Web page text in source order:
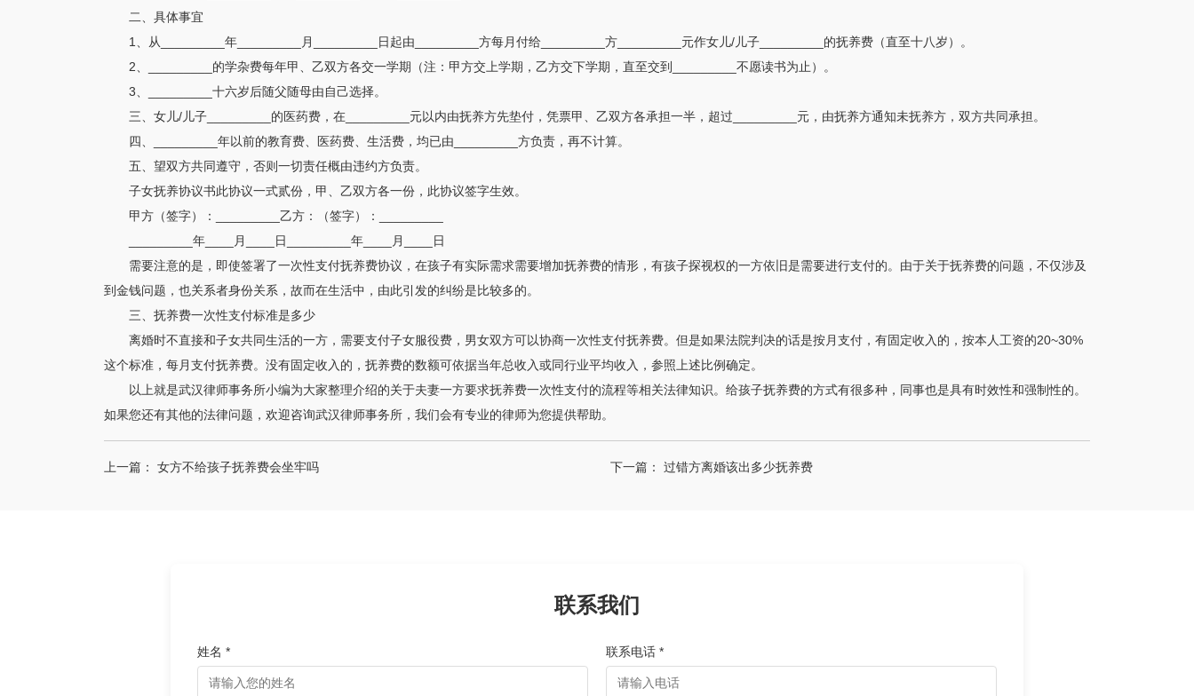
二、具体事宜
1、从_________年_________月_________日起由_________方每月付给_________方_________元作女儿/儿子_________的抚养费（直至十八岁）。
2、_________的学杂费每年甲、乙双方各交一学期（注：甲方交上学期，乙方交下学期，直至交到_________不愿读书为止）。
3、_________十六岁后随父随母由自己选择。
三、女儿/儿子_________的医药费，在_________元以内由抚养方先垫付，凭票甲、乙双方各承担一半，超过_________元，由抚养方通知未抚养方，双方共同承担。
四、_________年以前的教育费、医药费、生活费，均已由_________方负责，再不计算。
五、望双方共同遵守，否则一切责任概由违约方负责。
子女抚养协议书此协议一式贰份，甲、乙双方各一份，此协议签字生效。
甲方（签字）：_________乙方：（签字）：_________
_________年____月____日_________年____月____日
需要注意的是，即使签署了一次性支付抚养费协议，在孩子有实际需求需要增加抚养费的情形，有孩子探视权的一方依旧是需要进行支付的。由于关于抚养费的问题，不仅涉及
到金钱问题，也关系者身份关系，故而在生活中，由此引发的纠纷是比较多的。
三、抚养费一次性支付标准是多少
离婚时不直接和子女共同生活的一方，需要支付子女服役费，男女双方可以协商一次性支付抚养费。但是如果法院判决的话是按月支付，有固定收入的，按本人工资的20~30%
这个标准，每月支付抚养费。没有固定收入的，抚养费的数额可依据当年总收入或同行业平均收入，参照上述比例确定。
以上就是武汉律师事务所小编为大家整理介绍的关于夫妻一方要求抚养费一次性支付的流程等相关法律知识。给孩子抚养费的方式有很多种，同事也是具有时效性和强制性的。
如果您还有其他的法律问题，欢迎咨询武汉律师事务所，我们会有专业的律师为您提供帮助。
上一篇： 女方不给孩子抚养费会坐牢吗 下一篇： 过错方离婚该出多少抚养费
联系我们
姓名 * 联系电话 *